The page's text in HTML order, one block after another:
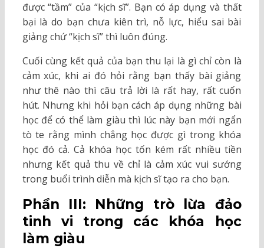
được “tầm” của “kịch sĩ”. Bạn có áp dụng và thất
bại là do bạn chưa kiên trì, nỗ lực, hiểu sai bài
giảng chứ “kịch sĩ” thì luôn đúng.
Cuối cùng kết quả của bạn thu lại là gì chỉ còn là
cảm xúc, khi ai đó hỏi rằng bạn thấy bài giảng
như thê nào thì câu trả lời là rất hay, rất cuốn
hút. Nhưng khi hỏi bạn cách áp dụng những bài
học để có thể làm giàu thì lúc này bạn mới ngẩn
tò te rằng mình chẳng học được gì trong khóa
học đó cả. Cả khóa học tốn kém rất nhiều tiền
nhưng kết quả thu về chỉ là cảm xúc vui sướng
trong buổi trình diễn mà kịch sĩ tạo ra cho bạn.
Phần III: Những trò lừa đảo
tinh vi trong các khóa học
làm giàu